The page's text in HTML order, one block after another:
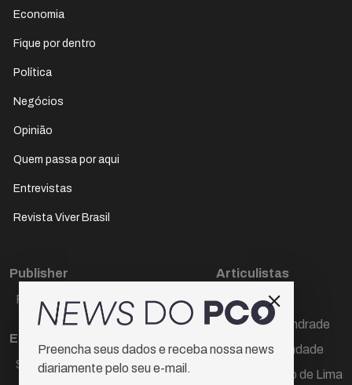
Economia
Fique por dentro
Política
Negócios
Opinião
Quem passa por aqui
Entrevistas
Revista Viver Brasil
Publisher
Paulo Cesar de Oliveira
Editora Chefe
Sueli Cotta
Articulistas
Décio Freire
Dr Marcos Andrade
Hamilton Trindade
Igor Carvalho de Lima
Preencha seus dados e receba nossa news
diariamente pelo seu e-mail.